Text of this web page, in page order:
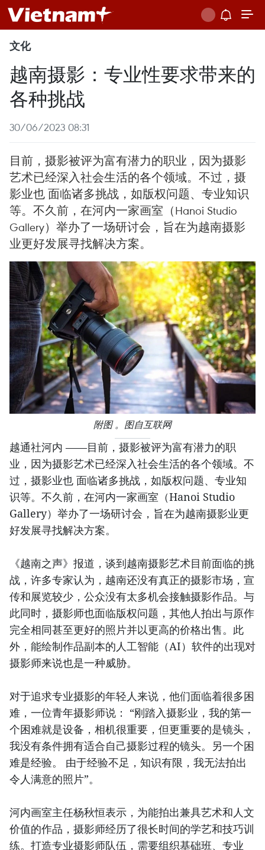
文化
越南摄影：专业性要求带来的
各种挑战
30/06/2023 08:31
目前，摄影被评为富有潜力的职业，因为摄影
艺术已经深入社会生活的各个领域。不过，摄
影业也 面临诸多挑战，如版权问题、专业知识
等。不久前，在河内一家画室（Hanoi Studio
Gallery）举办了一场研讨会，旨在为越南摄影
业更好发展寻找解决方案。
附图 。图自互联网
越通社河内 ——目前，摄影被评为富有潜力的职
业，因为摄影艺术已经深入社会生活的各个领域。不
过，摄影业也 面临诸多挑战，如版权问题、专业知
识等。不久前，在河内一家画室（Hanoi Studio
Gallery）举办了一场研讨会，旨在为越南摄影业更
好发展寻找解决方案。
《越南之声》报道，谈到越南摄影艺术目前面临的挑
战，许多专家认为，越南还没有真正的摄影市场，宣
传和展览较少，公众没有太多机会接触摄影作品。与
此同时，摄影师也面临版权问题，其他人拍出与原作
完全相同甚至更好的照片并以更高的价格出售。此
外，能绘制作品副本的人工智能（AI）软件的出现对
摄影师来说也是一种威胁。
对于追求专业摄影的年轻人来说，他们面临着很多困
难，一位青年摄影师说： “刚踏入摄影业，我的第一
个困难就是设备，相机很重要，但更重要的是镜头，
我没有条件拥有适合自己摄影过程的镜头。另一个困
难是经验。 由于经验不足，知识有限，我无法拍出
令人满意的照片”。
河内画室主任杨秋恒表示，为能拍出兼具艺术和人文
价值的作品，摄影师经历了很长时间的学艺和技巧训
练。打造专业摄影师队伍，需要组织基础班、专业